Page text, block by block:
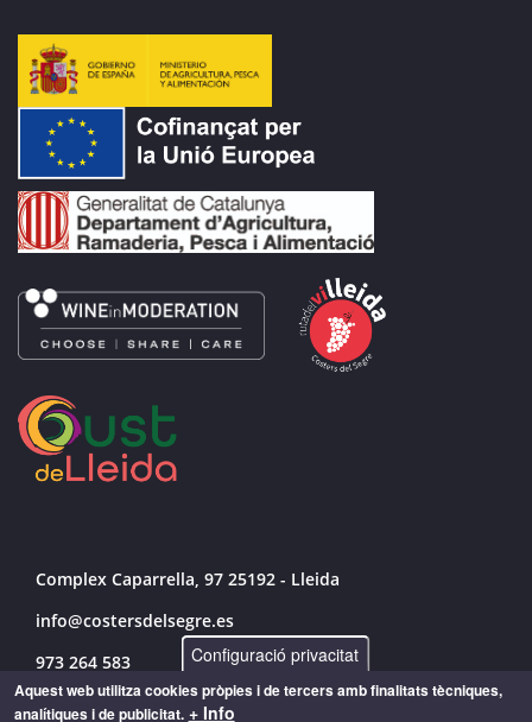
Complex Caparrella, 97 25192 - Lleida
info@costersdelsegre.es
973 264 583
Configuració privacitat
Aquest web utilitza cookies pròpies i de tercers amb finalitats tècniques,
analítiques i de publicitat. + Info